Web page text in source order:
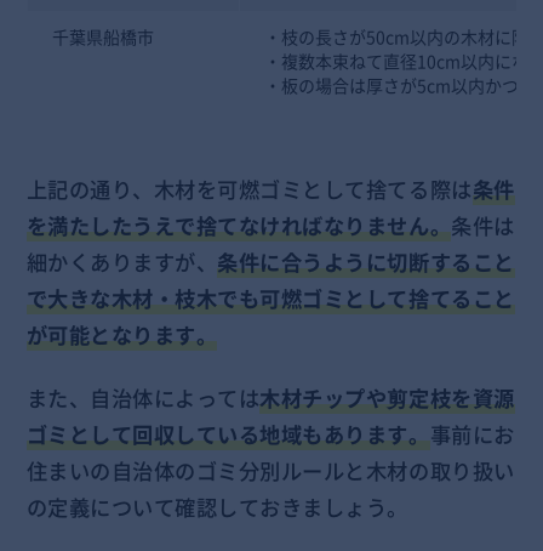
千葉県船橋市
・枝の長さが50cm以内の木材に限
・複数本束ねて直径10cm以内にな
・板の場合は厚さが5cm以内かつ
上記の通り、木材を可燃ゴミとして捨てる際は条件
を満たしたうえで捨てなければなりません。条件は
細かくありますが、条件に合うように切断すること
で大きな木材・枝木でも可燃ゴミとして捨てること
が可能となります。
また、自治体によっては木材チップや剪定枝を資源
ゴミとして回収している地域もあります。事前にお
住まいの自治体のゴミ分別ルールと木材の取り扱い
の定義について確認しておきましょう。